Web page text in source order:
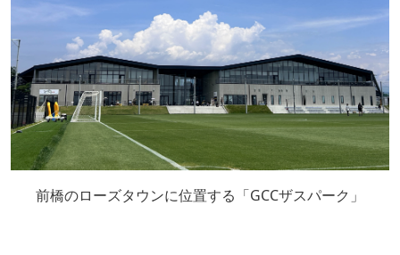
前橋のローズタウンに位置する「GCCザスパーク」